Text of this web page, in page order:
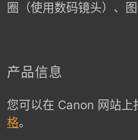
圈（使用数码镜头）、图
产品信息
您可以在 Canon 网站上
格。